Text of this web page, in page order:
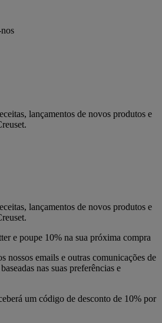
lançamentos de novos produtos e
lançamentos de novos produtos e
e poupe 10% na sua próxima compra
nossos emails e outras comunicações de
nas suas preferências e
um código de desconto de 10% por